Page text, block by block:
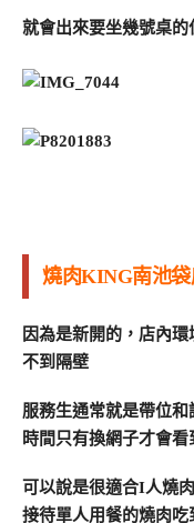
就會出來要坐幾號桌
燒肉KING南池
因為是新開的，店內
不到隔壁
服務生通常就是帶位
時間只有換網子才會看
可以說是很適合I人燒
接待單人用餐的燒肉吃